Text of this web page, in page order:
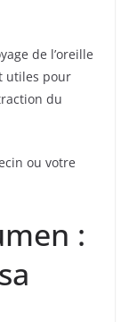
de l’oreille
utiles pour
du
ou votre
: